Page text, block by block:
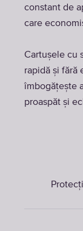
constant de
care
Cartușele cu
rapidă și fără
îmbogățește
proaspăt și